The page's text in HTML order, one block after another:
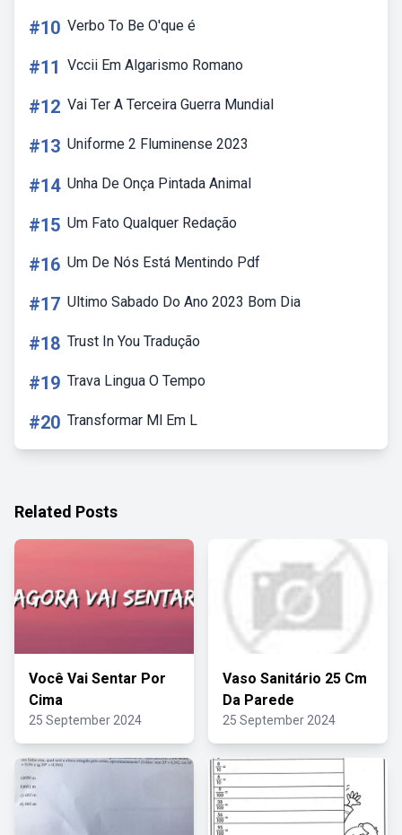
#10 Verbo To Be O'que é
#11 Vccii Em Algarismo Romano
#12 Vai Ter A Terceira Guerra Mundial
#13 Uniforme 2 Fluminense 2023
#14 Unha De Onça Pintada Animal
#15 Um Fato Qualquer Redação
#16 Um De Nós Está Mentindo Pdf
#17 Ultimo Sabado Do Ano 2023 Bom Dia
#18 Trust In You Tradução
#19 Trava Lingua O Tempo
#20 Transformar Ml Em L
Related Posts
Você Vai Sentar Por
Cima
25 September 2024
Vaso Sanitário 25 Cm
Da Parede
25 September 2024